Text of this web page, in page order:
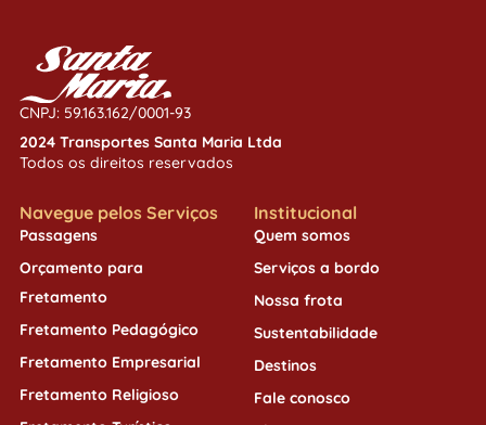
CNPJ: 59.163.162/0001-93
2024 Transportes Santa Maria Ltda
Todos os direitos reservados
Navegue pelos Serviços
Passagens
Orçamento para
Fretamento
Fretamento Pedagógico
Fretamento Empresarial
Fretamento Religioso
Institucional
Quem somos
Serviços a bordo
Nossa frota
Sustentabilidade
Destinos
Fale conosco